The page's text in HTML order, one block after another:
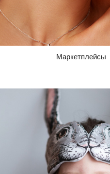
Маркетплейсы